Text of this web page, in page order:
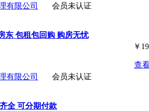
有限公司 会员未认证
东 包租包回购 购房无忧
有限公司 会员未认证
￥
查
全 可分期付款